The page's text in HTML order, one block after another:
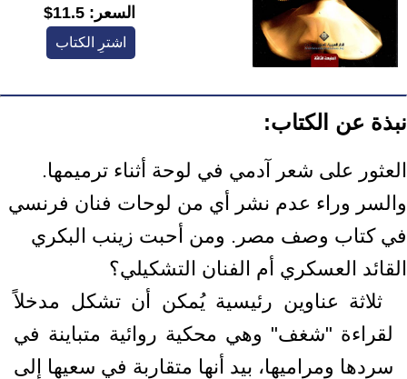
السعر: 11.5$
اشترِ الكتاب
نبذة عن الكتاب:
العثور على شعر آدمي في لوحة أثناء ترميمها.
والسر وراء عدم نشر أي من لوحات فنان ‏فرنسي
في كتاب وصف مصر. ومن أحبت زينب البكري
القائد العسكري أم الفنان ‏التشكيلي؟ ‏ ‎
‎ ثلاثة عناوين رئيسية يُمكن أن تشكل مدخلاً
لقراءة "شغف" وهي محكية روائية متباينة في
‏سردها ومراميها، بيد أنها متقاربة في سعيها إلى